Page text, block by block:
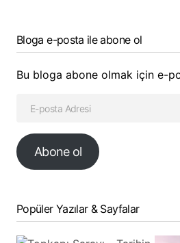
Bloga e-posta ile abone ol
Bu bloga abone olmak için e-
Abone ol
Popüler Yazılar & Sayfalar